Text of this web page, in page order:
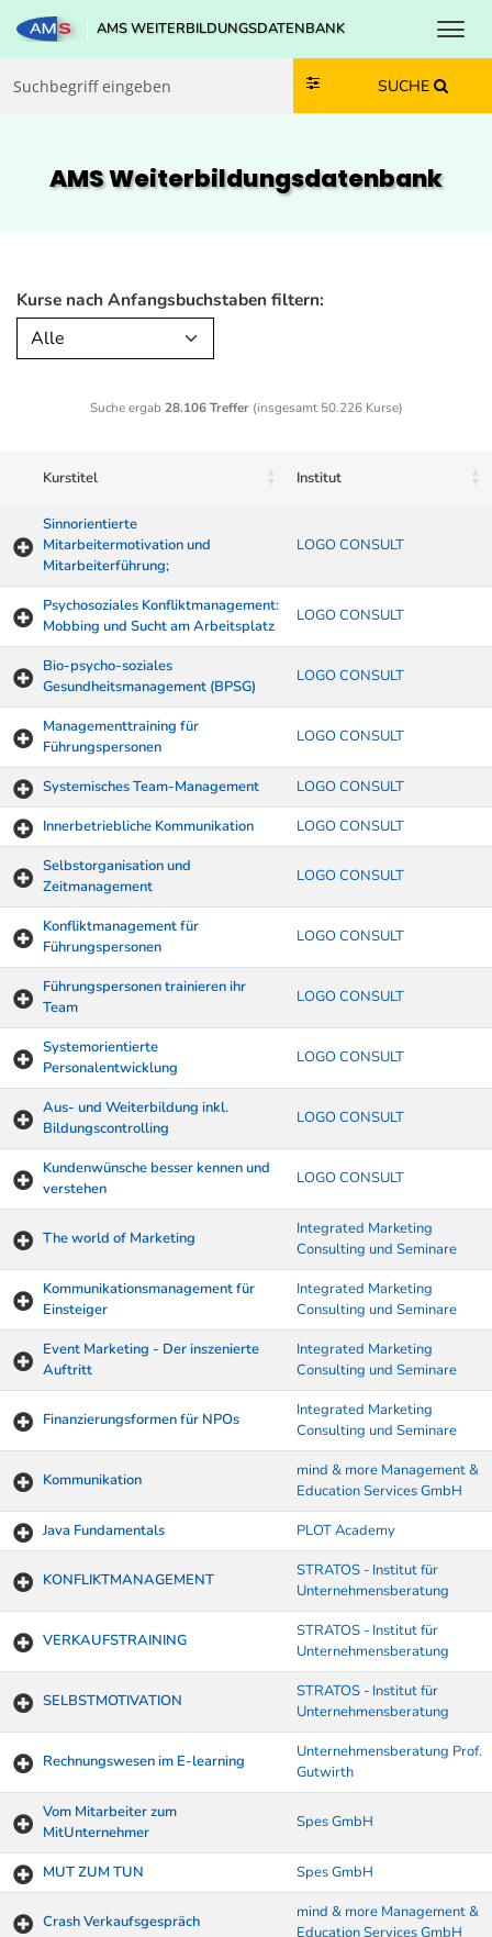
Zum Inhalt springen
Zum Navmenü springen
Zur Suche springen
Zur Footer springen
AMS WEITERBILDUNGSDATENBANK
SUCHE
AMS Weiterbildungs­datenbank
Kurse nach Anfangsbuchstaben filtern:
Alle
Suche ergab 28.106 Treffer(insgesamt 50.226 Kurse)
Kurstitel Institut
Sinnorientierte
Mitarbeitermotivation und
Mitarbeiterführung;
LOGO CONSULT
Psychosoziales Konfliktmanagement:
Mobbing und Sucht am Arbeitsplatz
LOGO CONSULT
Bio-psycho-soziales
Gesundheitsmanagement (BPSG)
LOGO CONSULT
Managementtraining für
Führungspersonen
LOGO CONSULT
Systemisches Team-Management
LOGO CONSULT
Innerbetriebliche Kommunikation
LOGO CONSULT
Selbstorganisation und
Zeitmanagement
LOGO CONSULT
Konfliktmanagement für
Führungspersonen
LOGO CONSULT
Führungspersonen trainieren ihr
Team
LOGO CONSULT
Systemorientierte
Personalentwicklung
LOGO CONSULT
Aus- und Weiterbildung inkl.
Bildungscontrolling
LOGO CONSULT
Kundenwünsche besser kennen und
verstehen
LOGO CONSULT
The world of Marketing
Integrated Marketing
Consulting und Seminare
Kommunikationsmanagement für
Einsteiger
Integrated Marketing
Consulting und Seminare
Event Marketing - Der inszenierte
Auftritt
Integrated Marketing
Consulting und Seminare
Finanzierungsformen für NPOs
Integrated Marketing
Consulting und Seminare
Kommunikation
mind & more Management &
Education Services GmbH
Java Fundamentals
PLOT Academy
KONFLIKTMANAGEMENT
STRATOS - Institut für
Unternehmensberatung
VERKAUFSTRAINING
STRATOS - Institut für
Unternehmensberatung
SELBSTMOTIVATION
STRATOS - Institut für
Unternehmensberatung
Rechnungswesen im E-learning
Unternehmensberatung Prof.
Gutwirth
Vom Mitarbeiter zum
MitUnternehmer
Spes GmbH
MUT ZUM TUN Spes GmbH
Crash Verkaufsgespräch
mind & more Management &
Education Services GmbH